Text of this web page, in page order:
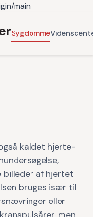
main
Sygdomme
kaldet hjerte-
billeder af hjertet
bruges især til
eller
men